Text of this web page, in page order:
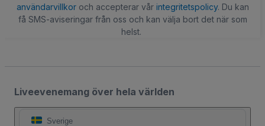
användarvillkoroch accepterar vår integritetspolicy. Du kan
få SMS-aviseringar från oss och kan välja bort det när som
helst.
Liveevenemang över hela världen
Sverige